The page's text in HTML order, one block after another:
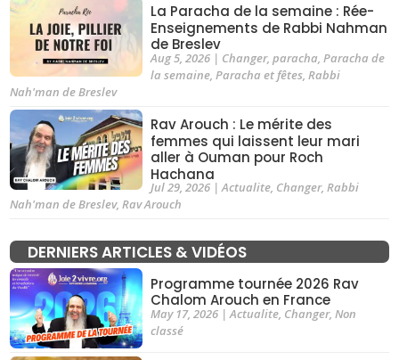
La Paracha de la semaine : Rée-
Enseignements de Rabbi Nahman
de Breslev
Aug 5, 2026| Changer, paracha, Paracha de
la semaine, Paracha et fêtes, Rabbi
Nah'man de Breslev
Rav Arouch : Le mérite des
femmes qui laissent leur mari
aller à Ouman pour Roch
Hachana
Jul 29, 2026|Actualite, Changer, Rabbi
Nah'man de Breslev,Rav Arouch
DERNIERS ARTICLES & VIDÉOS
Programme tournée 2026 Rav
Chalom Arouch en France
May 17, 2026|Actualite, Changer, Non
classé